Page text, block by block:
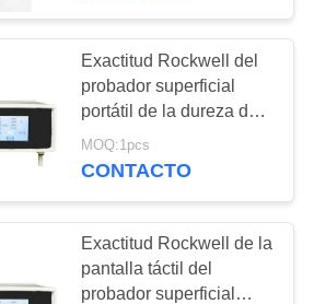
Exactitud Rockwell del
probador superficial
portátil de la dureza de
Digitaces alta
MOQ:1pcs
CONTACTO
Exactitud Rockwell de la
pantalla táctil del
probador superficial